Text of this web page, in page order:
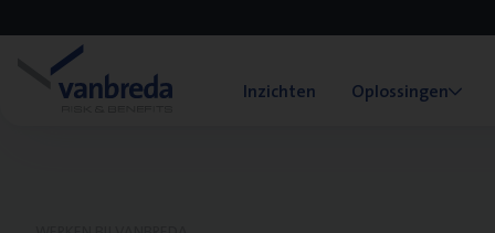
Inzichten Oplossingen